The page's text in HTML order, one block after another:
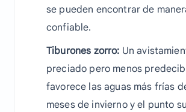
se pueden encontrar de
confiable.
Tiburones zorro: Un
preciado pero menos
favorece las aguas más frías
meses de invierno y el punto